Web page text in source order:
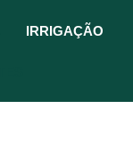
IRRIGAÇÃO